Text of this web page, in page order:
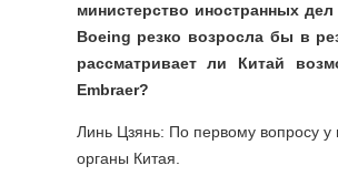
министерство иностранных
Boeing резко возросла бы в
рассматривает ли Китай
Embraer?
Линь Цзянь: По первому вопросу
органы Китая.